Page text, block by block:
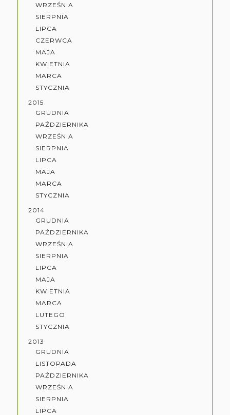
WRZEŚNIA
SIERPNIA
LIPCA
CZERWCA
MAJA
KWIETNIA
MARCA
STYCZNIA
2015
GRUDNIA
PAŹDZIERNIKA
WRZEŚNIA
SIERPNIA
LIPCA
MAJA
MARCA
STYCZNIA
2014
GRUDNIA
PAŹDZIERNIKA
WRZEŚNIA
SIERPNIA
LIPCA
MAJA
KWIETNIA
MARCA
LUTEGO
STYCZNIA
2013
GRUDNIA
LISTOPADA
PAŹDZIERNIKA
WRZEŚNIA
SIERPNIA
LIPCA